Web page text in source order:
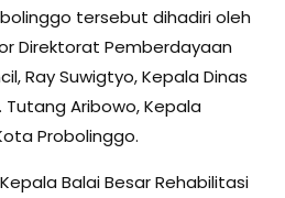
tersebut dihadiri oleh
Direktorat Pemberdayaan
Ray Suwigtyo, Kepala Dinas
Aribowo, Kepala
Probolinggo.
Balai Besar Rehabilitasi